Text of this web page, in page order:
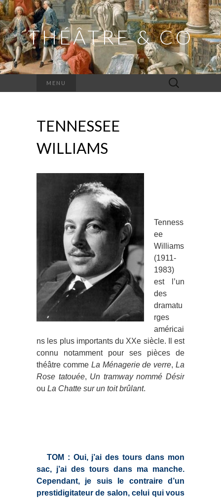
THÉÂTRE & CO
MENU Rechercher :
TENNESSEE
WILLIAMS
Tenness
ee
Williams
(1911-
1983)
est l’un
des
dramatu
rges
américai
ns les plus importants du XXe siècle. Il est
connu notamment pour ses pièces de
théâtre comme La Ménagerie de verre,La
Rose tatouée, Un tramway nommé Désir
ou La Chatte sur un toit brûlant.
TOM : Oui, j’ai des tours dans mon
sac, j’ai des tours dans ma manche.
Cependant, je suis le contraire d’un
prestidigitateur de salon, celui qui vous